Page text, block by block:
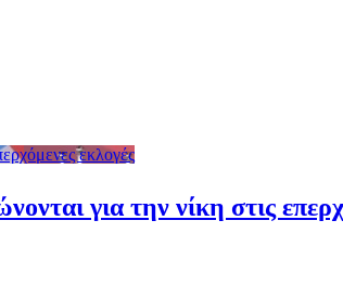
εκλογές
για την νίκη στις